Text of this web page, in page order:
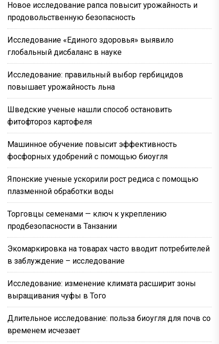
Новое исследование рапса повысит урожайность и
продовольственную безопасность
Исследование «Единого здоровья» выявило
глобальный дисбаланс в науке
Исследование: правильный выбор гербицидов
повышает урожайность льна
Шведские ученые нашли способ остановить
фитофтороз картофеля
Машинное обучение повысит эффективность
фосфорных удобрений с помощью биоугля
Японские ученые ускорили рост редиса с помощью
плазменной обработки воды
Торговцы семенами — ключ к укреплению
продбезопасности в Танзании
Экомаркировка на товарах часто вводит потребителей
в заблуждение – исследование
Исследование: изменение климата расширит зоны
выращивания чуфы в Того
Длительное исследование: польза биоугля для почв со
временем исчезает